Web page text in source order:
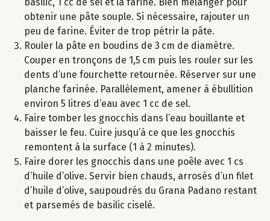
obtenir une pâte souple. Si nécessaire, rajouter un
peu de farine. Éviter de trop pétrir la pâte.
Rouler la pâte en boudins de 3 cm de diamètre.
Couper en tronçons de 1,5 cm puis les rouler sur les
dents d’une fourchette retournée. Réserver sur une
planche farinée. Parallèlement, amener à ébullition
environ 5 litres d’eau avec 1 cc de sel.
Faire tomber les gnocchis dans l’eau bouillante et
baisser le feu. Cuire jusqu’à ce que les gnocchis
remontent à la surface (1 à 2 minutes).
Faire dorer les gnocchis dans une poêle avec 1 cs
d’huile d’olive. Servir bien chauds, arrosés d’un filet
d’huile d’olive, saupoudrés du Grana Padano restant
et parsemés de basilic ciselé.